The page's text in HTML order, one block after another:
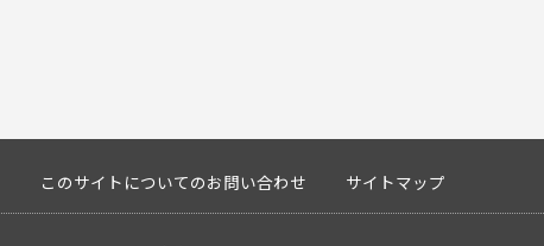
このサイトについてのお問い合わせ サイトマップ